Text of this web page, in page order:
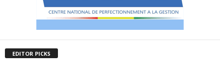
EDITOR PICKS